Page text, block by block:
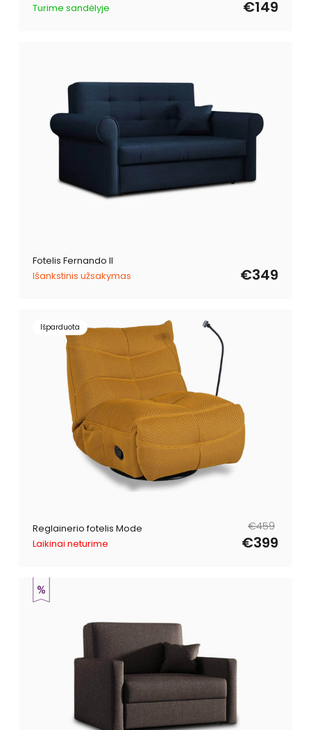
Turime sandėlyje €149
Fotelis Fernando II
Išankstinis užsakymas
€349
Išparduota
Reglainerio fotelis Mode
Laikinai neturime
Reguliari
kaina
€459
Išpardavimo
kaina€399